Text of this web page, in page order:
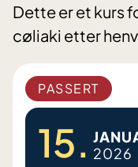
Dette er et kurs
cøliaki etter
PASSERT
15. 2026